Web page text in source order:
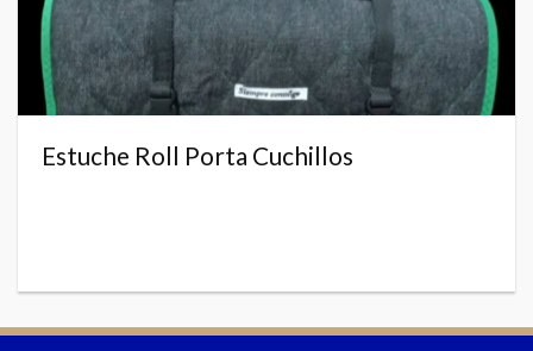
Estuche Roll Porta Cuchillos